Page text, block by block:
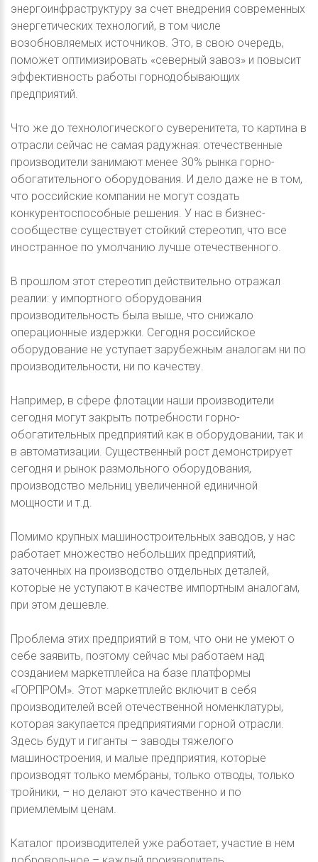
энергоинфраструктуру за счет внедрения современных
энергетических технологий, в том числе
возобновляемых источников. Это, в свою очередь,
поможет оптимизировать «северный завоз» и повысит
эффективность работы горнодобывающих
предприятий.
Что же до технологического суверенитета, то картина в
отрасли сейчас не самая радужная: отечественные
производители занимают менее 30% рынка горно-
обогатительного оборудования. И дело даже не в том,
что российские компании не могут создать
конкурентоспособные решения. У нас в бизнес-
сообществе существует стойкий стереотип, что все
иностранное по умолчанию лучше отечественного.
В прошлом этот стереотип действительно отражал
реалии: у импортного оборудования
производительность была выше, что снижало
операционные издержки. Сегодня российское
оборудование не уступает зарубежным аналогам ни по
производительности, ни по качеству.
Например, в сфере флотации наши производители
сегодня могут закрыть потребности горно-
обогатительных предприятий как в оборудовании, так и
в автоматизации. Существенный рост демонстрирует
сегодня и рынок размольного оборудования,
производство мельниц увеличенной единичной
мощности и т.д.
Помимо крупных машиностроительных заводов, у нас
работает множество небольших предприятий,
заточенных на производство отдельных деталей,
которые не уступают в качестве импортным аналогам,
при этом дешевле.
Проблема этих предприятий в том, что они не умеют о
себе заявить, поэтому сейчас мы работаем над
созданием маркетплейса на базе платформы
«ГОРПРОМ». Этот маркетплейс включит в себя
производителей всей отечественной номенклатуры,
которая закупается предприятиями горной отрасли.
Здесь будут и гиганты – заводы тяжелого
машиностроения, и малые предприятия, которые
производят только мембраны, только отводы, только
тройники, – но делают это качественно и по
приемлемым ценам.
Каталог производителей уже работает, участие в нем